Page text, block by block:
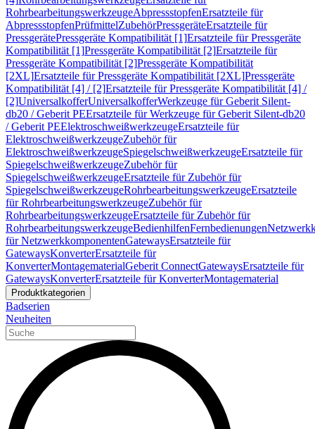
RohrbearbeitungswerkzeugeAbpressstopfenErsatzteile für
AbpressstopfenPrüfmittelZubehörPressgeräteErsatzteile für
PressgerätePressgeräte Kompatibilität [1]Ersatzteile für Pressgeräte
Kompatibilität [1]Pressgeräte Kompatibilität [2]Ersatzteile für
Pressgeräte Kompatibilität [2]Pressgeräte Kompatibilität
[2XL]Ersatzteile für Pressgeräte Kompatibilität [2XL]Pressgeräte
Kompatibilität [4] / [2]Ersatzteile für Pressgeräte Kompatibilität [4] /
[2]UniversalkofferUniversalkofferWerkzeuge für Geberit Silent-
db20 / Geberit PEErsatzteile für Werkzeuge für Geberit Silent-db20
/ Geberit PEElektroschweißwerkzeugeErsatzteile für
ElektroschweißwerkzeugeZubehör für
ElektroschweißwerkzeugeSpiegelschweißwerkzeugeErsatzteile für
SpiegelschweißwerkzeugeZubehör für
SpiegelschweißwerkzeugeErsatzteile für Zubehör für
SpiegelschweißwerkzeugeRohrbearbeitungswerkzeugeErsatzteile
für RohrbearbeitungswerkzeugeZubehör für
RohrbearbeitungswerkzeugeErsatzteile für Zubehör für
RohrbearbeitungswerkzeugeBedienhilfenFernbedienungen
für NetzwerkkomponentenGatewaysErsatzteile für
GatewaysKonverterErsatzteile für
KonverterMontagematerialGeberit ConnectGatewaysErsatzteile für
GatewaysKonverterErsatzteile für KonverterMontagematerial
Produktkategorien
Badserien
Neuheiten